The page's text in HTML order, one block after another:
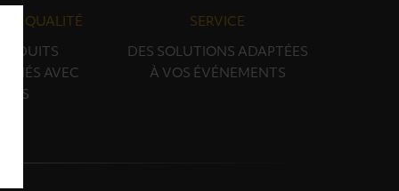
& QUALITÉ
AVEC
SERVICE
DES SOLUTIONS ADAPTÉES
À VOS ÉVÉNEMENTS